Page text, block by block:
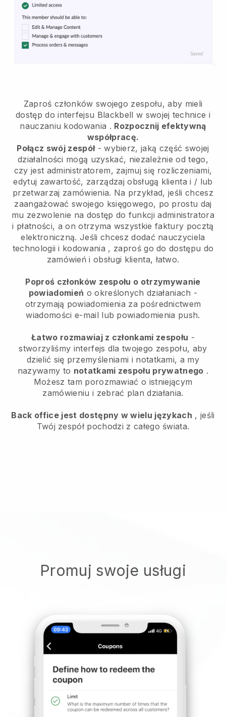
Zaproś członków swojego zespołu, aby mieli
dostęp do interfejsu Blackbell w swojej technice i
nauczaniu kodowania . Rozpocznij efektywną
współpracę.
Połącz swój zespół- wybierz, jaką część swojej
działalności mogą uzyskać, niezależnie od tego,
czy jest administratorem, zajmuj się rozliczeniami,
edytuj zawartość, zarządzaj obsługą klienta i / lub
przetwarzaj zamówienia. Na przykład, jeśli chcesz
zaangażować swojego księgowego, po prostu daj
mu zezwolenie na dostęp do funkcji administratora
i płatności, a on otrzyma wszystkie faktury pocztą
elektroniczną.Jeśli chcesz dodać nauczyciela
technologii i kodowania , zaproś go do dostępu do
zamówień i obsługi klienta, łatwo.
Poproś członków zespołu o otrzymywanie
powiadomień o określonych działaniach -
otrzymają powiadomienia za pośrednictwem
wiadomości e-mail lub powiadomienia push.
Łatwo rozmawiaj z członkami zespołu -
stworzyliśmy interfejs dla twojego zespołu, aby
dzielić się przemyśleniami i notatkami, a my
nazywamy to notatkami zespołu prywatnego .
Możesz tam porozmawiać o istniejącym
zamówieniu i zebrać plan działania.
Back office jest dostępny w wielu językach , jeśli
Twój zespół pochodzi z całego świata.
Promuj swoje usługi